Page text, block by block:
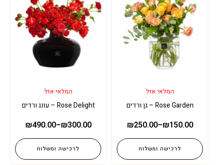
המלאי אזל
Rose Garden – גן ורדים
₪150.00
–
₪250.00
לרכישה ומשלוח
המלאי אזל
Rose Delight – עונג ורדים
₪300.00
–
₪490.00
לרכישה ומשלוח